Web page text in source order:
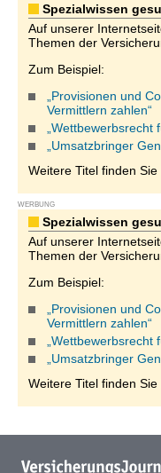
Spezialwissen
Auf unserer
Themen der
Zum Beispiel:
„Provisionen und
Vermittlern zahlen“
„Wettbewerbsrecht
„Umsatzbringer
Weitere Titel finden Sie
WERBUNG
Spezialwissen
Auf unserer
Themen der
Zum Beispiel:
„Provisionen und
Vermittlern zahlen“
„Wettbewerbsrecht
„Umsatzbringer
Weitere Titel finden Sie